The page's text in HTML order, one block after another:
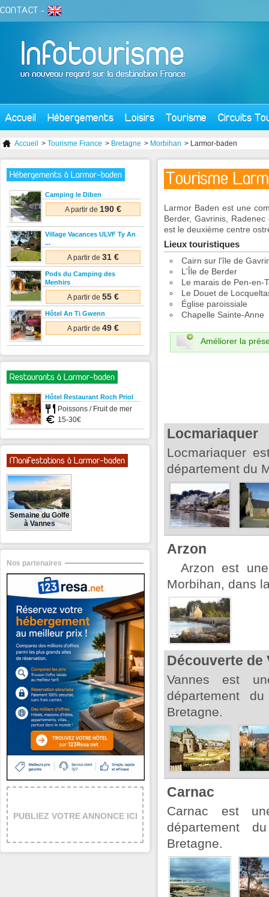
CONTACT -
Accueil Hébergements Loisirs Tourisme Circuits
Accueil > Tourisme France > Bretagne > Morbihan > Larmor-baden
Tourisme
Larmor Baden est une
Berder, Gavrinis,
est le deuxième centre
Lieux touristiques
Cairn sur l'île de
L'Île de Berder
Le marais de Pen-en-
Le Douet de
Église paroissiale
Chapelle Sainte-Anne
Améliorer la
Locmariaquer
Locmariaquer
département du
Arzon
Arzon est une
Morbihan, dans
Découverte de
Vannes est
département
Bretagne.
Carnac
Carnac est
département
Bretagne.
Hébergements à Larmor-baden
Camping le Diben
A partir de 190 €
Village Vacances ULVF Ty An
...
A partir de 31 €
Pods du Camping des
Menhirs
A partir de 55 €
Hôtel An Ti Gwenn
A partir de 49 €
Restaurants à Larmor-baden
Hôtel Restaurant Roch Priol
Poissons / Fruit de mer
15-30€
Manifestations à Larmor-baden
Semaine du Golfe
à Vannes
Nos partenaires
PUBLIEZ VOTRE ANNONCE ICI